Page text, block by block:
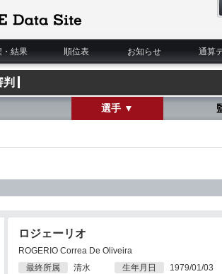
・結果 順位表 お知らせ 通算
選手 ▼
ロジェーリオ
ROGERIO Correa De Oliveira
最終所属
清水
生年月日
1979/01/03